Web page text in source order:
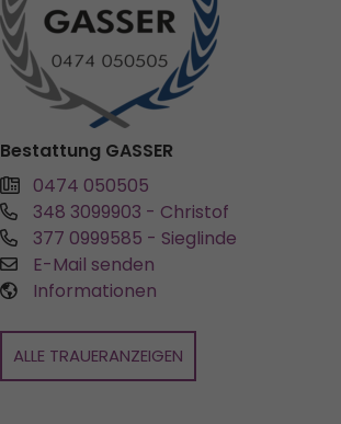
Bestattung GASSER
0474 050505
348 3099903 - Christof
377 0999585 - Sieglinde
E-Mail senden
Informationen
ALLE TRAUERANZEIGEN